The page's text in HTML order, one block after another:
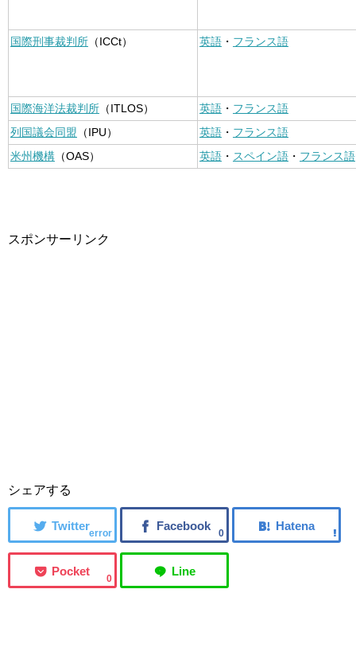
国際刑事裁判所 （ICCt） 英語 ・ フランス語
国際海洋法裁判所 （ITLOS） 英語 ・ フランス語
列国議会同盟 （IPU） 英語 ・ フランス語
米州機構 （OAS） 英語 ・ スペイン語 ・ フランス語
スポンサーリンク
シェアする
error 0
0